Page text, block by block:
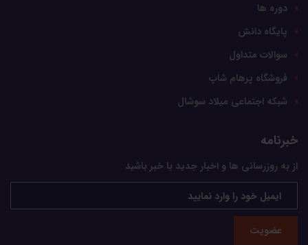
دوره ها
پایگاه دانش
سوالات متداول
فروشگاه پرهام شاپ
شبکه اجتماعی میلاد سوشال
خبرنامه
از به روزرسانی ها و اخبار جدید با خبر باشید
عضویت